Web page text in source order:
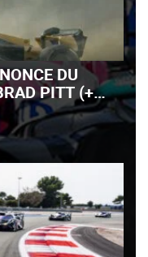
DU
PITT (+